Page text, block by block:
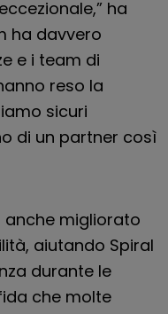
ha
ha davvero
e i team di
reso la
sicuri
di un partner così
migliorato
aiutando Spiral
durante le
che molte